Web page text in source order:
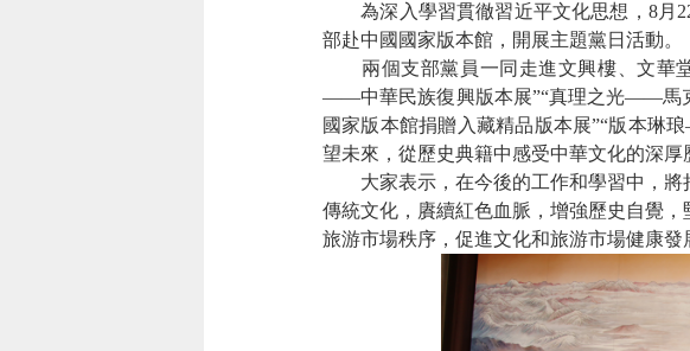
為深入學習貫徹習近平文化思想 ， 8月
部赴中國國家版本館，開展主題黨日活動。
兩個支部黨員一同 走進文興樓、文華
——中華民族復興版本展”“真理之光——馬
國家版本館捐贈入藏精品版本展”“版本琳
望未來，從歷史典籍中感受中華文化的深厚
大家表示，在今後的工作和學習中，
傳統文化，賡續紅色血脈，增強歷史自覺
旅游市場秩序，促進文化和旅游市場健康發